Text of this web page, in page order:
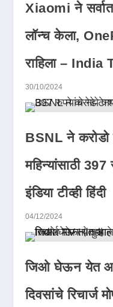
Xiaomi ने
लॉन्च केला,
राहिला –
30/10/2024
BSNL ने
महिन्यांसाठी
इंडिया टीव्ही हिंदी
04/12/2024
जिओ घेऊन येत
दिवसांचे रिचार्ज